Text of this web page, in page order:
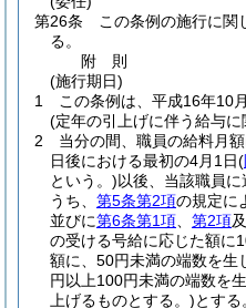
第26条
この条例の施行に関
る。
附 則
(施行期日)
1
この条例は、平成16年10
(定年の引上げに伴う給与
2
当分の間、職員の給料月
日後における最初の4月1日(
という。)以後、当該職員
うち、 第5条第2項の規定に
並びに第6条第1項 第2項
の受ける号給に応じた額に
額に、50円未満の端数を生
円以上100円未満の端数を
上げるものとする。)とする